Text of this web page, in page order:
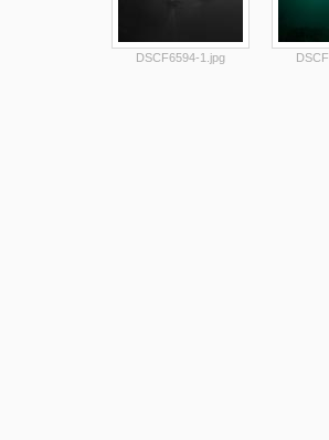
DSCF6594-1.jpg